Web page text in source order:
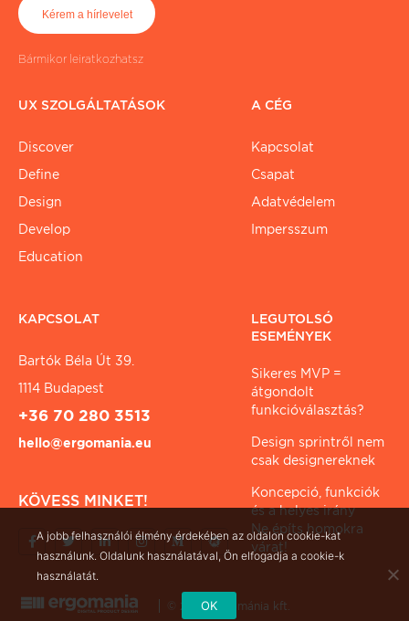
Bármikor leiratkozhatsz
UX SZOLGÁLTATÁSOK
Discover
Define
Design
Develop
Education
A CÉG
Kapcsolat
Csapat
Adatvédelem
Impersszum
KAPCSOLAT
Bartók Béla Út 39.
1114 Budapest
+36 70 280 3513
hello@ergomania.eu
KÖVESS MINKET!
LEGUTOLSÓ
ESEMÉNYEK
Sikeres MVP =
átgondolt
funkcióválasztás?
Design sprintről nem
csak designereknek
Koncepció, funkciók
és a helyes irány
Ne építs homokra
várat!
© 2026 ergománia kft.
A jobb felhasználói élmény érdekében az oldalon cookie-kat
használunk. Oldalunk használatával, Ön elfogadja a cookie-k
használatát.
OK